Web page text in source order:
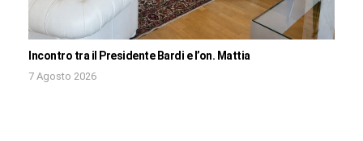
Incontro tra il Presidente Bardi e l’on. Mattia
7 Agosto 2026